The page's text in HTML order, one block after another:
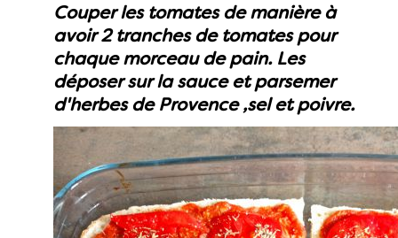
Couper les tomates de manière à
avoir 2 tranches de tomates pour
chaque morceau de pain. Les
déposer sur la sauce et parsemer
d'herbes de Provence ,sel et poivre.